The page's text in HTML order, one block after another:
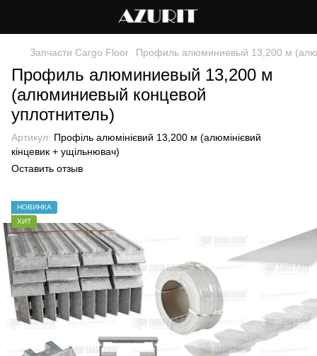
Запчасти Cargo Floor Профиль алюминиевый 13,200 м
Профиль алюминиевый 13,200 м
(алюминиевый концевой
уплотнитель)
Артикул: Профіль алюмінієвий 13,200 м (алюмінієвий
кінцевик + ущільнювач)
Оставить отзыв
НОВИНКА
ХИТ